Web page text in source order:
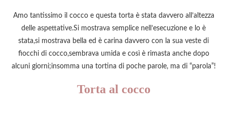
Amo tantissimo il cocco e questa torta è stata davvero all’altezza
delle aspettative.Si mostrava semplice nell’esecuzione e lo è
stata,si mostrava bella ed è carina davvero con la sua veste di
fiocchi di cocco,sembrava umida e così è rimasta anche dopo
alcuni giorni;insomma una tortina di poche parole, ma di “parola”!
Torta al cocco